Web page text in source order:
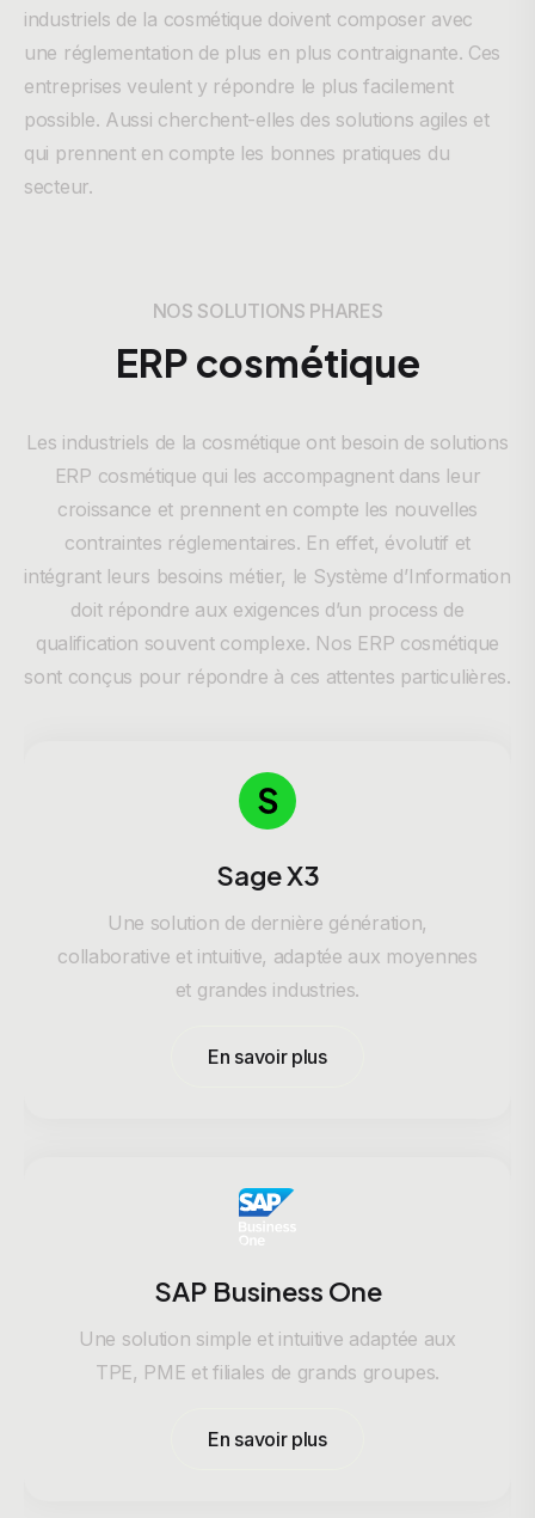
industriels de la cosmétique doivent composer avec
une réglementation de plus en plus contraignante. Ces
entreprises veulent y répondre le plus facilement
possible. Aussi cherchent-elles des solutions agiles et
qui prennent en compte les bonnes pratiques du
secteur.
NOS SOLUTIONS PHARES
ERP cosmétique
Les industriels de la cosmétique ont besoin de solutions
ERP cosmétique qui les accompagnent dans leur
croissance et prennent en compte les nouvelles
contraintes réglementaires. En effet, évolutif et
intégrant leurs besoins métier, le Système d’Information
doit répondre aux exigences d’un process de
qualification souvent complexe. Nos ERP cosmétique
sont conçus pour répondre à ces attentes particulières.
Sage X3
Une solution de dernière génération,
collaborative et intuitive, adaptée aux moyennes
et grandes industries.
En savoir plus
SAP Business One
Une solution simple et intuitive adaptée aux
TPE, PME et filiales de grands groupes.
En savoir plus